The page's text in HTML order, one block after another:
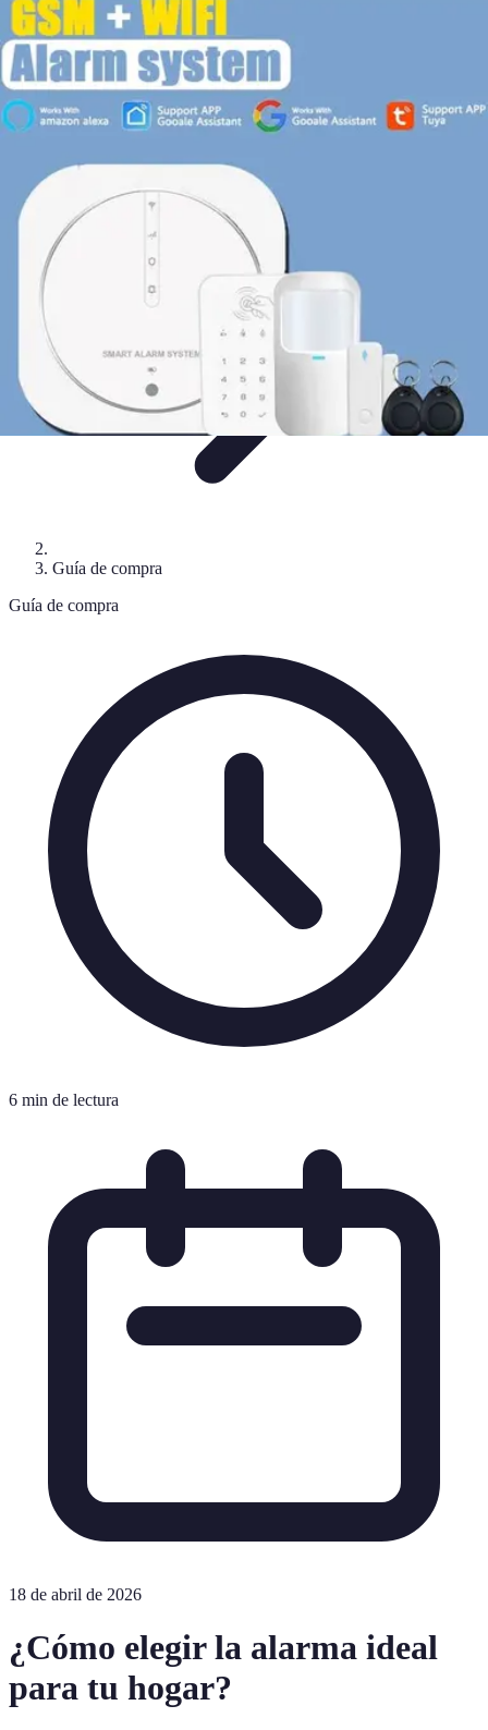
Urgencia Alarma
Consejos y MantenimientoGuías y Tutoriales
SeguridadGuía de CompraGuías de Compra
Urgencia Alarma
Guía de compra
Guía de compra
6 min de lectura
18 de abril de 2026
¿Cómo elegir la alarma ideal
para tu hogar?